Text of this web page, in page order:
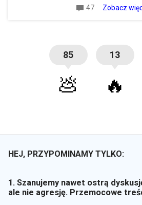
47 Zobacz
85
💩
13
🔥
HEJ, PRZYPOMINAMY TYLKO:
1. Szanujemy nawet ostrą
ale nie agresję. Przemocowe